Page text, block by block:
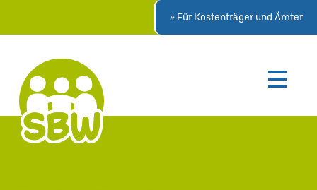
» Für Kostenträger und Ämter